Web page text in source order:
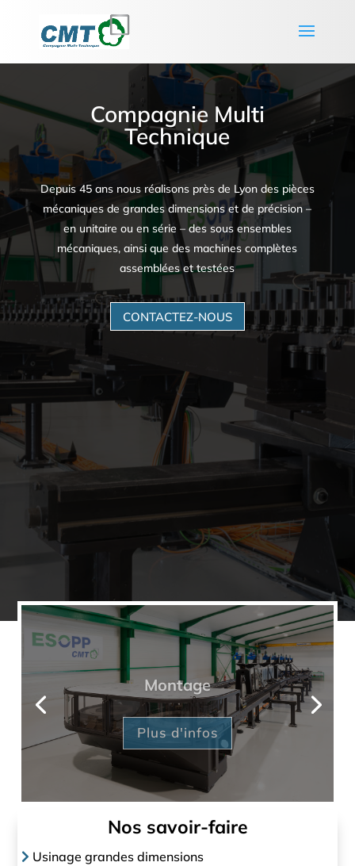
Compagnie Multi
Technique
Depuis 45 ans nous réalisons près de Lyon des pièces
mécaniques de grandes dimensions et de précision –
en unitaire ou en série – des sous ensembles
mécaniques, ainsi que des machines complètes
assemblées et testées
CONTACTEZ-NOUS
Montage
Plus d'infos
Nos savoir-faire
Usinage grandes dimensions